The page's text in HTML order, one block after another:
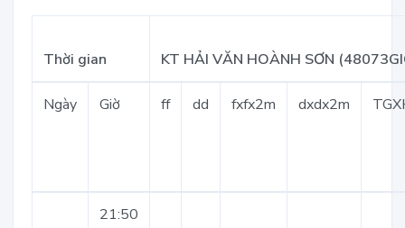
Thời gian KT HẢI VĂN HOÀNH SƠN
Ngày Giờ ff dd fxfx2m dxdx2m
21:50